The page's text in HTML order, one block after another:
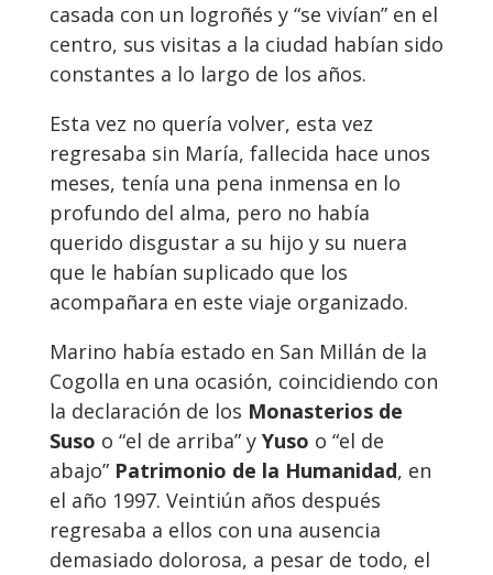
casada con un logroñés y “se vivían” en el
centro, sus visitas a la ciudad habían sido
constantes a lo largo de los años.
Esta vez no quería volver, esta vez
regresaba sin María, fallecida hace unos
meses, tenía una pena inmensa en lo
profundo del alma, pero no había
querido disgustar a su hijo y su nuera
que le habían suplicado que los
acompañara en este viaje organizado.
Marino había estado en San Millán de la
Cogolla en una ocasión, coincidiendo con
la declaración de los Monasterios de
Suso o “el de arriba” y Yuso o “el de
abajo” Patrimonio de la Humanidad, en
el año 1997. Veintiún años después
regresaba a ellos con una ausencia
demasiado dolorosa, a pesar de todo, el